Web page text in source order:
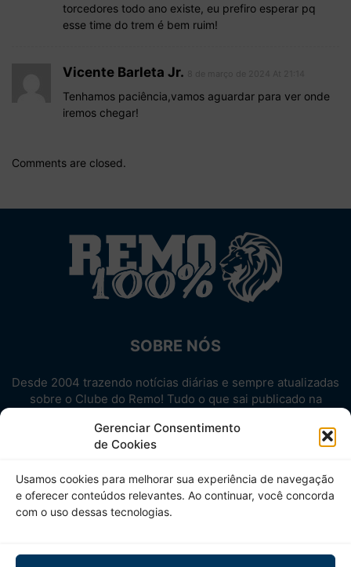
Gerenciar Consentimento
de Cookies
Usamos cookies para melhorar sua experiência de navegação
e oferecer conteúdos relevantes. Ao continuar, você concorda
com o uso dessas tecnologias.
torcedores todo ano existe, eu prefiro esperar pq
esse time do trem é bem ruim!
Vicente Barleta Jr.
Tenhamos paciência,vamos aguardar para ver onde
iremos chegar!
Comments are closed.
SOBRE NÓS
Desde 2004 trazendo notícias diárias e sempre atualizadas
sobre o Clube do Remo! Tudo o que sai publicado na
Aproveite! Site não-oficial.
SIGA-NOS